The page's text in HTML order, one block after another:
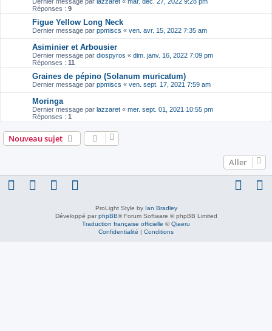
Réponses : 9
Figue Yellow Long Neck
Dernier message par ppmiscs « ven. avr. 15, 2022 7:35 am
Asiminier et Arbousier
Dernier message par diospyros « dim. janv. 16, 2022 7:09 pm
Réponses : 11
Graines de pépino (Solanum muricatum)
Dernier message par ppmiscs « ven. sept. 17, 2021 7:59 am
Moringa
Dernier message par lazzaret « mer. sept. 01, 2021 10:55 pm
Réponses : 1
Nouveau sujet
Aller
ProLight Style by Ian Bradley
Développé par phpBB® Forum Software © phpBB Limited
Traduction française officielle ©Qiaeru
Confidentialité | Conditions